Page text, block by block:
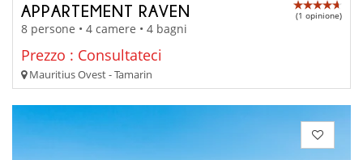
APPARTEMENT RAVEN (1 opinione)
8 persone • 4 camere • 4 bagni
Prezzo : Consultateci
Mauritius Ovest - Tamarin